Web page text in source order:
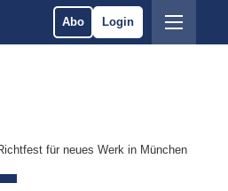
Abo Login
für neues Werk in München